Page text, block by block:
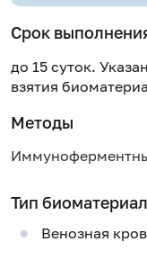
Срок
до 15 суток.
взятия
Методы
Тип
Венозная